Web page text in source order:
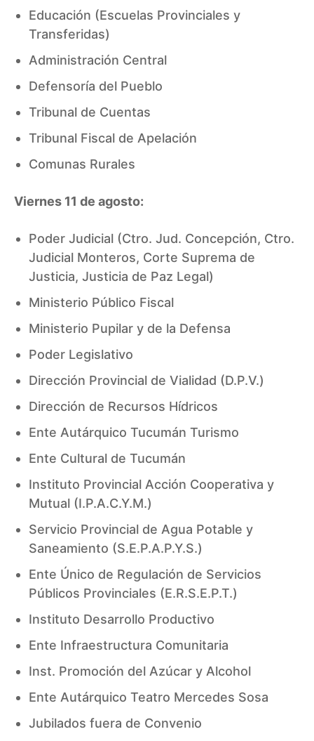
Educación (Escuelas Provinciales y
Transferidas)
Administración Central
Defensoría del Pueblo
Tribunal de Cuentas
Tribunal Fiscal de Apelación
Comunas Rurales
Viernes 11 de agosto:
Poder Judicial (Ctro. Jud. Concepción, Ctro.
Judicial Monteros, Corte Suprema de
Justicia, Justicia de Paz Legal)
Ministerio Público Fiscal
Ministerio Pupilar y de la Defensa
Poder Legislativo
Dirección Provincial de Vialidad (D.P.V.)
Dirección de Recursos Hídricos
Ente Autárquico Tucumán Turismo
Ente Cultural de Tucumán
Instituto Provincial Acción Cooperativa y
Mutual (I.P.A.C.Y.M.)
Servicio Provincial de Agua Potable y
Saneamiento (S.E.P.A.P.Y.S.)
Ente Único de Regulación de Servicios
Públicos Provinciales (E.R.S.E.P.T.)
Instituto Desarrollo Productivo
Ente Infraestructura Comunitaria
Inst. Promoción del Azúcar y Alcohol
Ente Autárquico Teatro Mercedes Sosa
Jubilados fuera de Convenio